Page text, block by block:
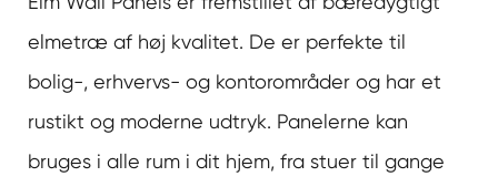
elmetræ af høj kvalitet. De er perfekte til
bolig-, erhvervs- og kontorområder og har et
rustikt og moderne udtryk. Panelerne kan
bruges i alle rum i dit hjem, fra stuer til gange